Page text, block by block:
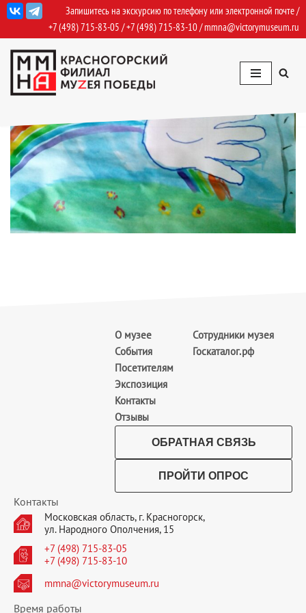
Перейти
к
содержимому
Запишитесь на экскурсию по телефону или электронной почте /
+7 (498) 715-83-05 /+7 (498) 715-83-10/mmna@victorymuseum.ru
О музее
События
Посетителям
Экспозиция
Контакты
Отзывы
Сотрудники музея
Госкаталог.рф
ОБРАТНАЯ СВЯЗЬ
ПРОЙТИ ОПРОС
Контакты
Московская область, г. Красногорск,
ул. Народного Ополчения, 15
+7 (498) 715-83-05
+7 (498) 715-83-10
mmna@victorymuseum.ru
Время работы